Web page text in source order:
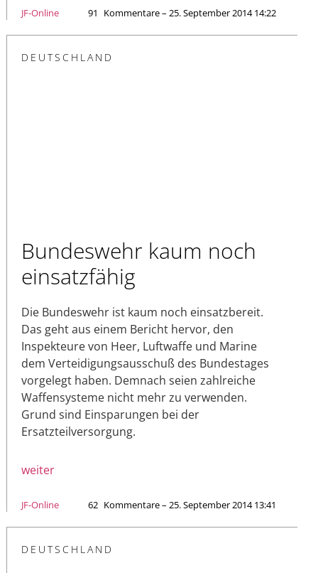
JF-Online 91 Kommentare – 25. September 2014 14:22
DEUTSCHLAND
Bundeswehr kaum noch
einsatzfähig
Die Bundeswehr ist kaum noch einsatzbereit.
Das geht aus einem Bericht hervor, den
Inspekteure von Heer, Luftwaffe und Marine
dem Verteidigungsausschuß des Bundestages
vorgelegt haben. Demnach seien zahlreiche
Waffensysteme nicht mehr zu verwenden.
Grund sind Einsparungen bei der
Ersatzteilversorgung.
weiter
JF-Online 62 Kommentare – 25. September 2014 13:41
DEUTSCHLAND